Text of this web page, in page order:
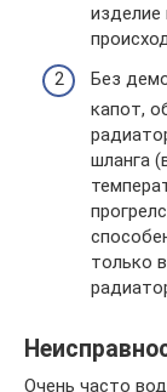
изделие
Без
капот,
шланга
только
Очень часто